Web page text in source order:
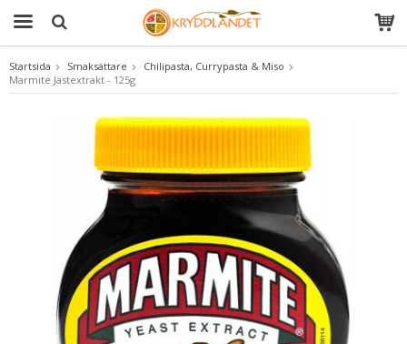
Produkten har blivit tillagd i varukorgen
Startsida Smaksättare
Chilipasta, Currypasta & Miso
Marmite Jästextrakt - 125g